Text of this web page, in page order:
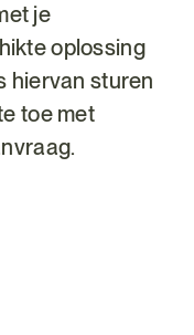
je
oplossing
hiervan sturen
toe met